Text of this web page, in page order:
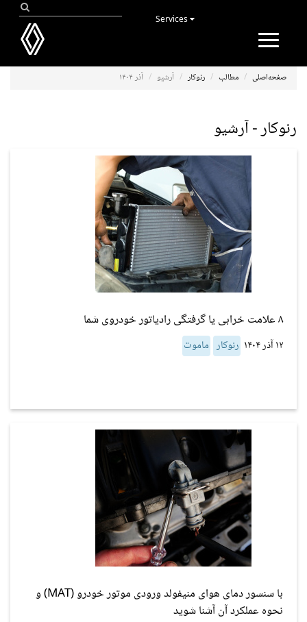
Toggle
صفحه‌اصلی مطالب رنوکار آرشیو آذر ۱۴۰۴
رنوکار - آرشیو
۸ علامت خرابی یا گرفتگی رادیاتور خودروی شما
۱۲ آذر ۱۴۰۴ رنوکار ماموت
با سنسور دمای هوای منیفولد ورودی موتور خودرو (MAT) و
نحوه عملکرد آن آشنا شوید